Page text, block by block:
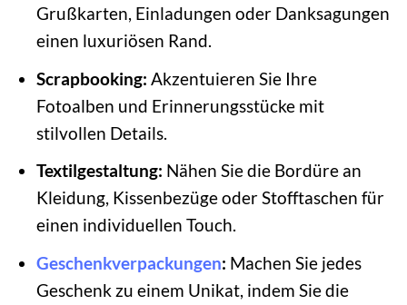
Grußkarten, Einladungen oder Danksagungen
einen luxuriösen Rand.
Scrapbooking: Akzentuieren Sie Ihre
Fotoalben und Erinnerungsstücke mit
stilvollen Details.
Textilgestaltung: Nähen Sie die Bordüre an
Kleidung, Kissenbezüge oder Stofftaschen für
einen individuellen Touch.
Geschenkverpackungen: Machen Sie jedes
Geschenk zu einem Unikat, indem Sie die